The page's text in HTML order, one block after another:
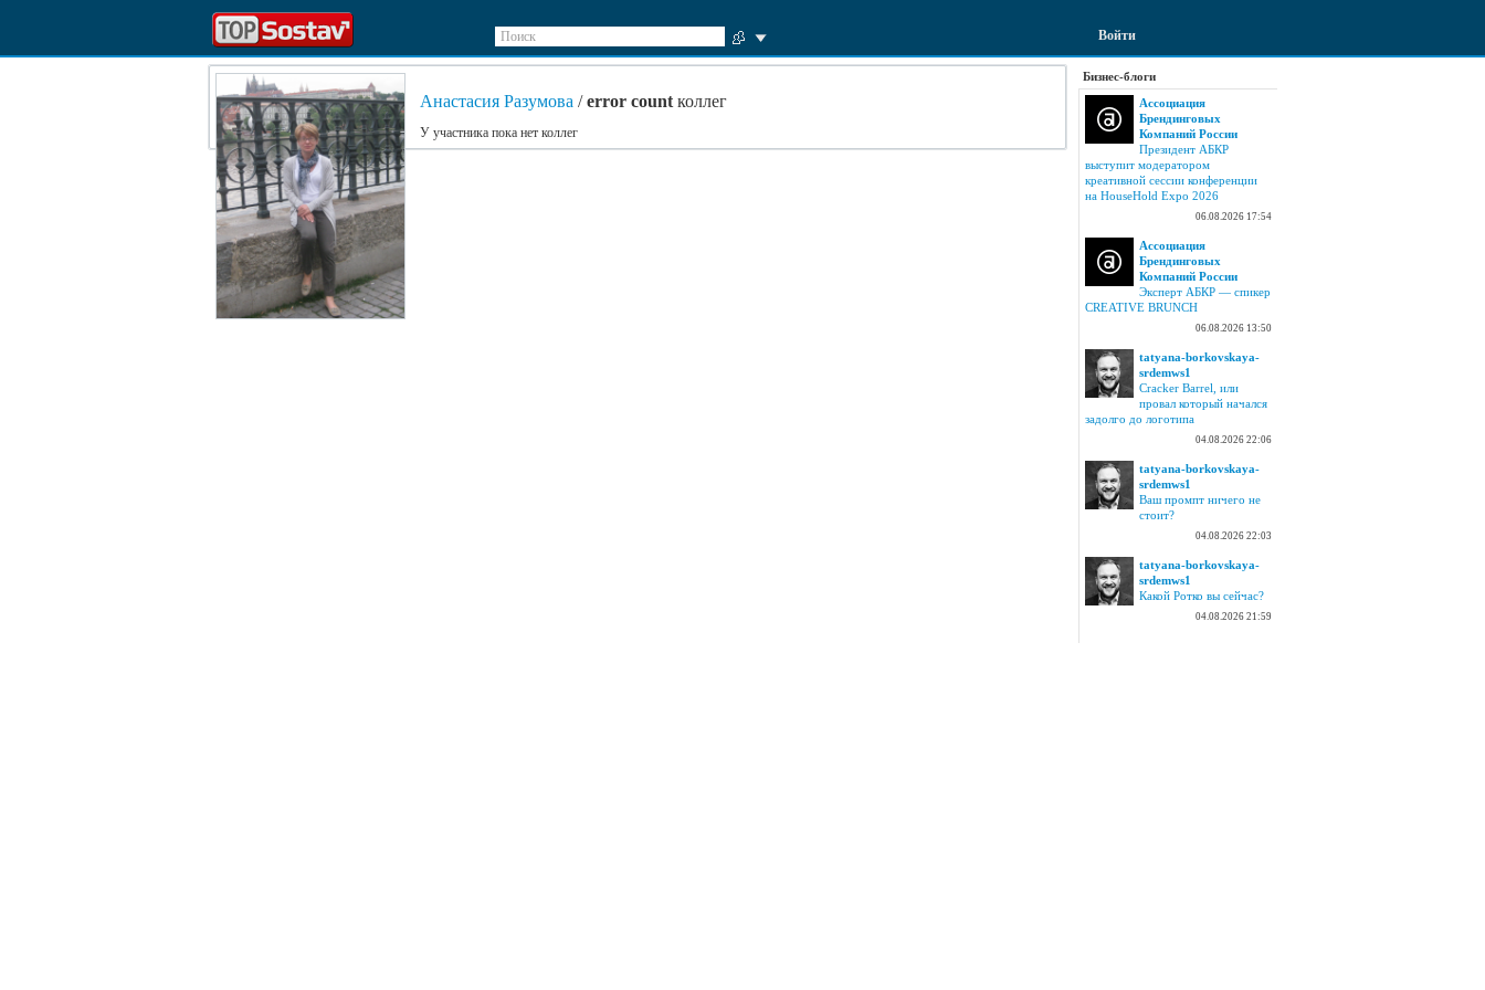
Поиск Войти
Анастасия Разумова /error count коллег
У участника пока нет коллег
Бизнес-блоги
Ассоциация
Брендинговых
Компаний России
Президент АБКР
выступит модератором
креативной сессии конференции
на HouseHold Expo 2026
06.08.2026 17:54
Ассоциация
Брендинговых
Компаний России
Эксперт АБКР — спикер
CREATIVE BRUNCH
06.08.2026 13:50
tatyana-borkovskaya-
srdemws1
Cracker Barrel, или
провал который начался
задолго до логотипа
04.08.2026 22:06
tatyana-borkovskaya-
srdemws1
Ваш промпт ничего не
стоит?
04.08.2026 22:03
tatyana-borkovskaya-
srdemws1
Какой Ротко вы сейчас?
04.08.2026 21:59